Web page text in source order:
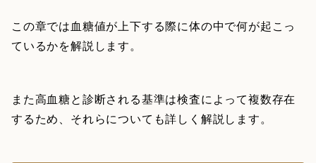
この章では血糖値が上下する際に体の中で何が起こっ
ているかを解説します。
また高血糖と診断される基準は検査によって複数存在
するため、それらについても詳しく解説します。